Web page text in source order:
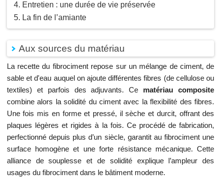
Entretien : une durée de vie préservée
La fin de l’amiante
Aux sources du matériau
La recette du fibrociment repose sur un mélange de ciment, de
sable et d'eau auquel on ajoute différentes fibres (de cellulose ou
textiles) et parfois des adjuvants. Ce matériau composite
combine alors la solidité du ciment avec la flexibilité des fibres.
Une fois mis en forme et pressé, il sèche et durcit, offrant des
plaques légères et rigides à la fois. Ce procédé de fabrication,
perfectionné depuis plus d’un siècle, garantit au fibrociment une
surface homogène et une forte résistance mécanique. Cette
alliance de souplesse et de solidité explique l’ampleur des
usages du fibrociment dans le bâtiment moderne.